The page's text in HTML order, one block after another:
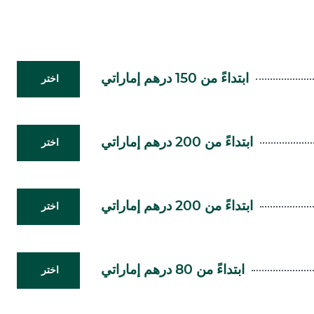
ابتداءً من 150 درهم إماراتي اختر
ابتداءً من 200 درهم إماراتي اختر
ابتداءً من 200 درهم إماراتي اختر
ابتداءً من 80 درهم إماراتي اختر